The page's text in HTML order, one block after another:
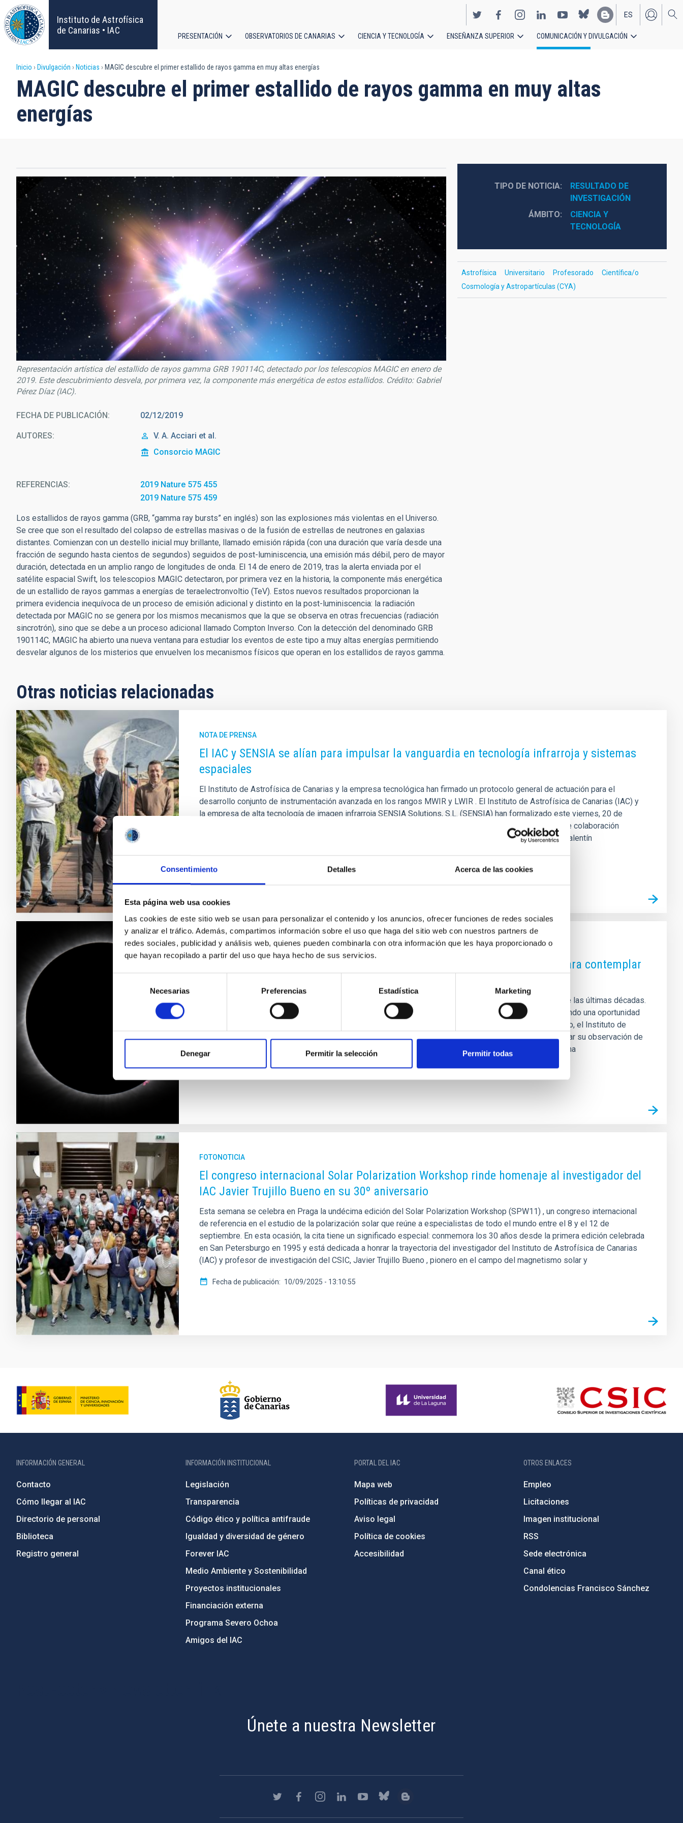
Consentimiento Detalles Acerca de las cookies
Esta página web usa cookies
Las cookies de este sitio web se usan para personalizar el contenido y los anuncios, ofrecer funciones de redes sociales
y analizar el tráfico. Además, compartimos información sobre el uso que haga del sitio web con nuestros partners de
redes sociales, publicidad y análisis web, quienes pueden combinarla con otra información que les haya proporcionado o
que hayan recopilado a partir del uso que haya hecho de sus servicios.
consentimiento
Necesarias Preferencias Estadística Marketing
Denegar Permitir la selección Permitir todas
Pasar
al
contenido
principal
Instituto de Astrofísica
de Canarias • IAC
EN
ES
principal
PRESENTACIÓN OBSERVATORIOS DE CANARIAS CIENCIA Y TECNOLOGÍA ENSEÑANZA SUPERIOR COMUNICACIÓN Y DIVULGACIÓN
Sobrescribir
enlaces
de
a
la
navegación
Inicio Divulgación Noticias MAGIC descubre el primer estallido de rayos gamma en muy altas energías
MAGIC descubre el primer estallido de rayos gamma en muy altas
energías
Representación artística del estallido de rayos gamma GRB 190114C, detectado por los telescopios MAGIC en enero de
2019. Este descubrimiento desvela, por primera vez, la componente más energética de estos estallidos. Crédito: Gabriel
Pérez Díaz (IAC).
FECHA DE PUBLICACIÓN 02/12/2019
AUTORES
V. A. Acciari et al.
Consorcio MAGIC
REFERENCIAS
2019 Nature 575 455
2019 Nature 575 459
Los estallidos de rayos gamma (GRB, “gamma ray bursts” en inglés) son las explosiones más violentas en el Universo.
Se cree que son el resultado del colapso de estrellas masivas o de la fusión de estrellas de neutrones en galaxias
distantes. Comienzan con un destello inicial muy brillante, llamado emisión rápida (con una duración que varía desde una
fracción de segundo hasta cientos de segundos) seguidos de post-luminiscencia, una emisión más débil, pero de mayor
duración, detectada en un amplio rango de longitudes de onda. El 14 de enero de 2019, tras la alerta enviada por el
satélite espacial Swift, los telescopios MAGIC detectaron, por primera vez en la historia, la componente más energética
de un estallido de rayos gammas a energías de teraelectronvoltio (TeV). Estos nuevos resultados proporcionan la
primera evidencia inequívoca de un proceso de emisión adicional y distinto en la post-luminiscencia: la radiación
detectada por MAGIC no se genera por los mismos mecanismos que la que se observa en otras frecuencias (radiación
sincrotrón), sino que se debe a un proceso adicional llamado Compton Inverso. Con la detección del denominado GRB
190114C, MAGIC ha abierto una nueva ventana para estudiar los eventos de este tipo a muy altas energías permitiendo
desvelar algunos de los misterios que envuelven los mecanismos físicos que operan en los estallidos de rayos gamma.
TIPO DE NOTICIA
RESULTADO DE
INVESTIGACIÓN
ÁMBITO
CIENCIA Y
TECNOLOGÍA
Astrofísica Universitario Profesorado
Científica/o
Cosmología y Astropartículas (CYA)
Otras noticias relacionadas
NOTA DE PRENSA
El IAC y SENSIA se alían para impulsar la vanguardia en tecnología infrarroja y sistemas
espaciales
El Instituto de Astrofísica de Canarias y la empresa tecnológica han firmado un protocolo general de actuación para el
desarrollo conjunto de instrumentación avanzada en los rangos MWIR y LWIR . El Instituto de Astrofísica de Canarias (IAC) y
la empresa de alta tecnología de imagen infrarroja SENSIA Solutions, S.L. (SENSIA) han formalizado este viernes, 20 de
marzo de 2026, un Protocolo General de Actuación con el objetivo de establecer un marco estratégico de colaboración
científica y tecnológica . La colaboración se ha formalizado con la firma de este protocolo por parte de Valentín
GENERAL
Cuenta atrás para el gran eclipse solar del 2026: el IAC ofrece las claves para contemplar
El próximo 12 de agosto, España vivirá uno de los acontecimientos astronómicos más extraordinarios de las últimas décadas.
En Canarias, el eclipse permitirá observar aproximadamente del 70 al 75 % en las Islas Canarias, ofreciendo una oportunidad
excepcional para disfrutar de este fenómeno desde el archipiélago. Con motivo de este esperado evento, el Instituto de
Astrofísica de Canarias (IAC) ofrece una serie de recomendaciones para ayudar a la ciudadanía a planificar su observación de
forma segura, elegir las mejores localizaciones desde las que contemplarlo y disfrutar plenamente de una
Fecha de publicación 06/08/2026 - 11:34:38
FOTONOTICIA
El congreso internacional Solar Polarization Workshop rinde homenaje al investigador del
IAC Javier Trujillo Bueno en su 30º aniversario
Esta semana se celebra en Praga la undécima edición del Solar Polarization Workshop (SPW11) , un congreso internacional
de referencia en el estudio de la polarización solar que reúne a especialistas de todo el mundo entre el 8 y el 12 de
septiembre. En esta ocasión, la cita tiene un significado especial: conmemora los 30 años desde la primera edición celebrada
en San Petersburgo en 1995 y está dedicada a honrar la trayectoria del investigador del Instituto de Astrofísica de Canarias
(IAC) y profesor de investigación del CSIC, Javier Trujillo Bueno , pionero en el campo del magnetismo solar y
Fecha de publicación 10/09/2025 - 13:10:55
INFORMACIÓN GENERAL
Contacto
Cómo llegar al IAC
Directorio de personal
Biblioteca
Registro general
INFORMACIÓN INSTITUCIONAL
Legislación
Transparencia
Código ético y política antifraude
Igualdad y diversidad de género
Forever IAC
Medio Ambiente y Sostenibilidad
Proyectos institucionales
Financiación externa
Programa Severo Ochoa
Amigos del IAC
PORTAL DEL IAC
Mapa web
Políticas de privacidad
Aviso legal
Política de cookies
Accesibilidad
OTROS ENLACES
Empleo
Licitaciones
Imagen institucional
RSS
Sede electrónica
Canal ético
Condolencias Francisco Sánchez
Únete a nuestra Newsletter